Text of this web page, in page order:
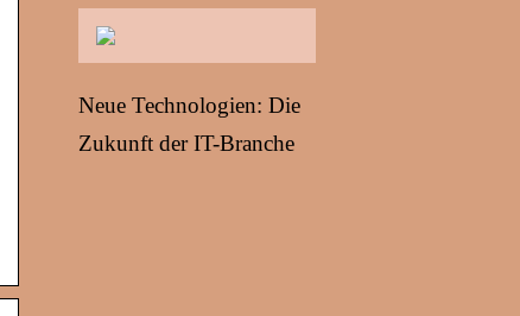
Neue Technologien: Die
Zukunft der IT-Branche